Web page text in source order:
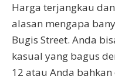
Harga terjangkau
alasan mengapa
Bugis Street. Anda
kasual yang bagus
12 atau Anda